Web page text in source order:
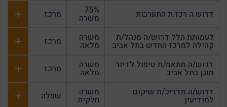
דרוש.ה רכז.ת התערבות 75%
משרה
מרכז
לעמותת הלל דרוש/ה מנהל/ת
קהילה למרכז החדש בתל אביב
משרה
מלאה
מרכז
דרוש/ה מתאמ/ת טיפול לדיור
מוגן בתל אביב
משרה
מלאה
מרכז
דרוש/ה מדריכ/ת שיקום
למודיעין
משרה
חלקית שפלה